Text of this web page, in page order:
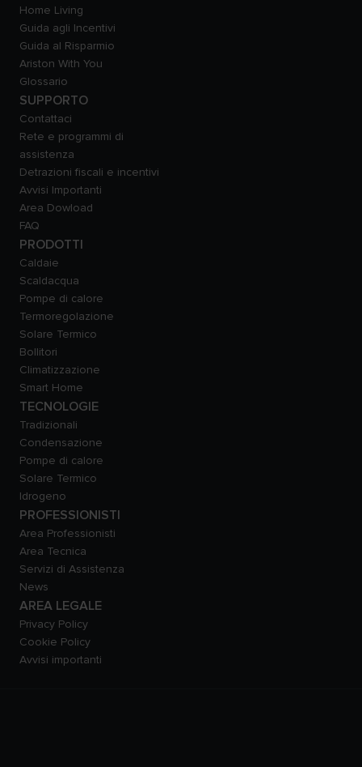
Home Living
Guida agli Incentivi
Guida al Risparmio
Ariston With You
Glossario
SUPPORTO
Contattaci
Rete e programmi di
assistenza
Detrazioni fiscali e incentivi
Avvisi Importanti
Area Dowload
FAQ
PRODOTTI
Caldaie
Scaldacqua
Pompe di calore
Termoregolazione
Solare Termico
Bollitori
Climatizzazione
Smart Home
TECNOLOGIE
Tradizionali
Condensazione
Pompe di calore
Solare Termico
Idrogeno
PROFESSIONISTI
Area Professionisti
Area Tecnica
Servizi di Assistenza
News
AREA LEGALE
Privacy Policy
Cookie Policy
Avvisi importanti